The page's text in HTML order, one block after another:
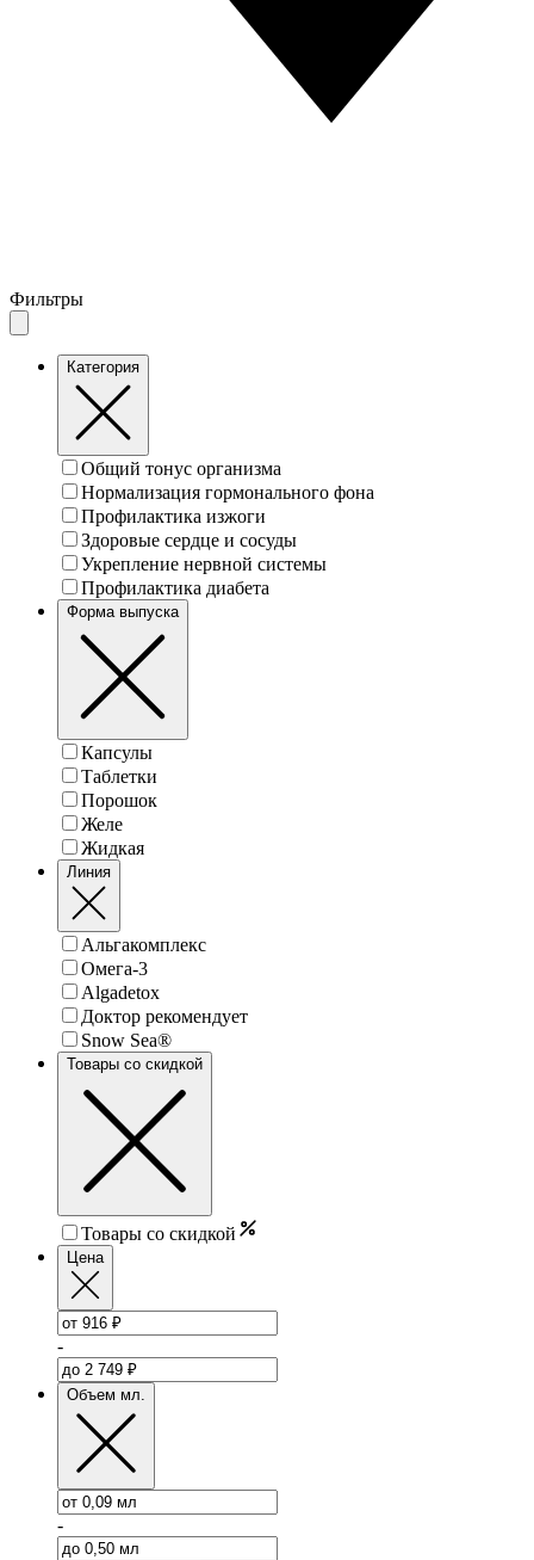
Фильтры
Категория
Общий тонус организма
Нормализация гормонального фона
Профилактика изжоги
Здоровые сердце и сосуды
Укрепление нервной системы
Профилактика диабета
Форма выпуска
Капсулы
Таблетки
Порошок
Желе
Жидкая
Линия
Альгакомплекс
Омега-3
Algadetox
Доктор рекомендует
Snow Sea®
Товары со скидкой
Товары со скидкой
Цена
-
Объем мл.
-